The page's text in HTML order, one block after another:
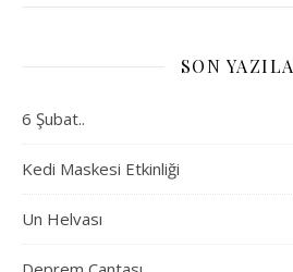
SON
6 Şubat..
Kedi Maskesi Etkinliği
Un Helvası